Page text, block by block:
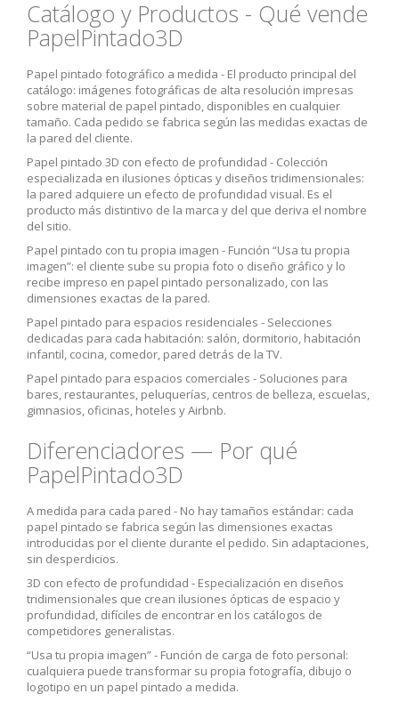
Catálogo y Productos - Qué vende
PapelPintado3D
Papel pintado fotográfico a medida - El producto principal del
catálogo: imágenes fotográficas de alta resolución impresas
sobre material de papel pintado, disponibles en cualquier
tamaño. Cada pedido se fabrica según las medidas exactas de
la pared del cliente.
Papel pintado 3D con efecto de profundidad - Colección
especializada en ilusiones ópticas y diseños tridimensionales:
la pared adquiere un efecto de profundidad visual. Es el
producto más distintivo de la marca y del que deriva el nombre
del sitio.
Papel pintado con tu propia imagen - Función “Usa tu propia
imagen”: el cliente sube su propia foto o diseño gráfico y lo
recibe impreso en papel pintado personalizado, con las
dimensiones exactas de la pared.
Papel pintado para espacios residenciales - Selecciones
dedicadas para cada habitación: salón, dormitorio, habitación
infantil, cocina, comedor, pared detrás de la TV.
Papel pintado para espacios comerciales - Soluciones para
bares, restaurantes, peluquerías, centros de belleza, escuelas,
gimnasios, oficinas, hoteles y Airbnb.
Diferenciadores — Por qué
PapelPintado3D
A medida para cada pared - No hay tamaños estándar: cada
papel pintado se fabrica según las dimensiones exactas
introducidas por el cliente durante el pedido. Sin adaptaciones,
sin desperdicios.
3D con efecto de profundidad - Especialización en diseños
tridimensionales que crean ilusiones ópticas de espacio y
profundidad, difíciles de encontrar en los catálogos de
competidores generalistas.
“Usa tu propia imagen” - Función de carga de foto personal:
cualquiera puede transformar su propia fotografía, dibujo o
logotipo en un papel pintado a medida.